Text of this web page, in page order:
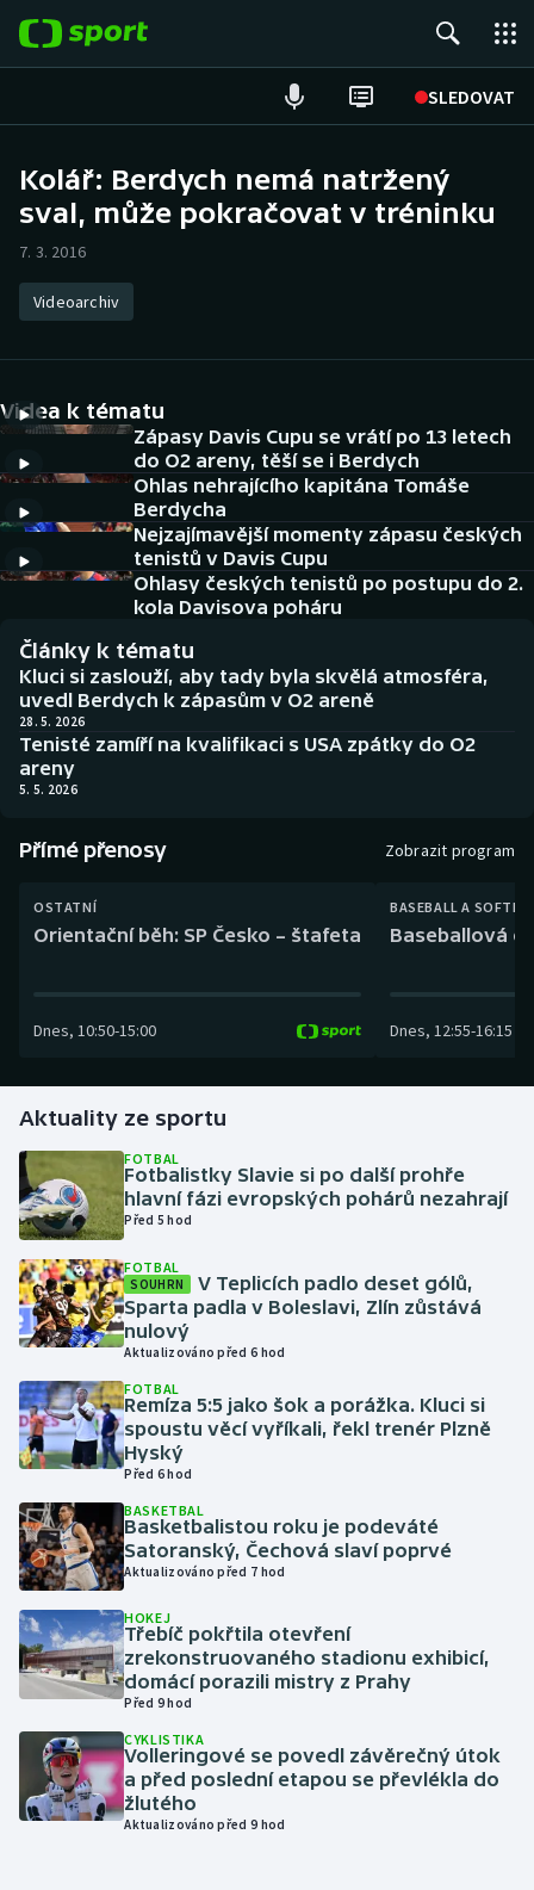
SLEDOVAT
Hokej
Atletika
DALŠÍ SPORTY
Americký fotbal
Baseball a softbal
Biatlon
Boby a skeleton
Box
Curling
Dostihy
Gymnastika
Házená
Jezdectví
Judo
Krasobruslení
Lezení
Lyže a snowboard
Moderní pětiboj
Motorsport
Olympijské hry
Parasport
Plavání
Plážový volejbal
NEPŘEHLÉDNĚTE
Historické návraty
Aplikace ČT sport
AZ kvíz
Kolář: Berdych nemá natržený
sval, může pokračovat v tréninku
7. 3. 2016
Videoarchiv
Videa k tématu
Zápasy Davis Cupu se vrátí po 13 letech
do O2 areny, těší se i Berdych
Ohlas nehrajícího kapitána Tomáše
Berdycha
Nejzajímavější momenty zápasu českých
tenistů v Davis Cupu
Ohlasy českých tenistů po postupu do 2.
kola Davisova poháru
Články k tématu
Kluci si zaslouží, aby tady byla skvělá atmosféra,
uvedl Berdych k zápasům v O2 areně
28. 5. 2026
Tenisté zamíří na kvalifikaci s USA zpátky do O2
areny
5. 5. 2026
Přímé přenosy Zobrazit program
OSTATNÍ
Orientační běh: SP Česko – štafeta
Dnes, 10:50-15:00
BASEBALL A
Baseballová
Dnes, 12:55-16:15
Aktuality ze sportu
FOTBAL
Fotbalistky Slavie si po další prohře
hlavní fázi evropských pohárů nezahrají
Před 5 hod
FOTBAL
SOUHRN
V Teplicích padlo deset gólů,
Sparta padla v Boleslavi, Zlín zůstává
nulový
Aktualizováno před 6 hod
FOTBAL
Remíza 5:5 jako šok a porážka. Kluci si
spoustu věcí vyříkali, řekl trenér Plzně
Hyský
Před 6 hod
BASKETBAL
Basketbalistou roku je podeváté
Satoranský, Čechová slaví poprvé
Aktualizováno před 7 hod
HOKEJ
Třebíč pokřtila otevření
zrekonstruovaného stadionu exhibicí,
domácí porazili mistry z Prahy
Před 9 hod
CYKLISTIKA
Volleringové se povedl závěrečný útok
a před poslední etapou se převlékla do
žlutého
Aktualizováno před 9 hod